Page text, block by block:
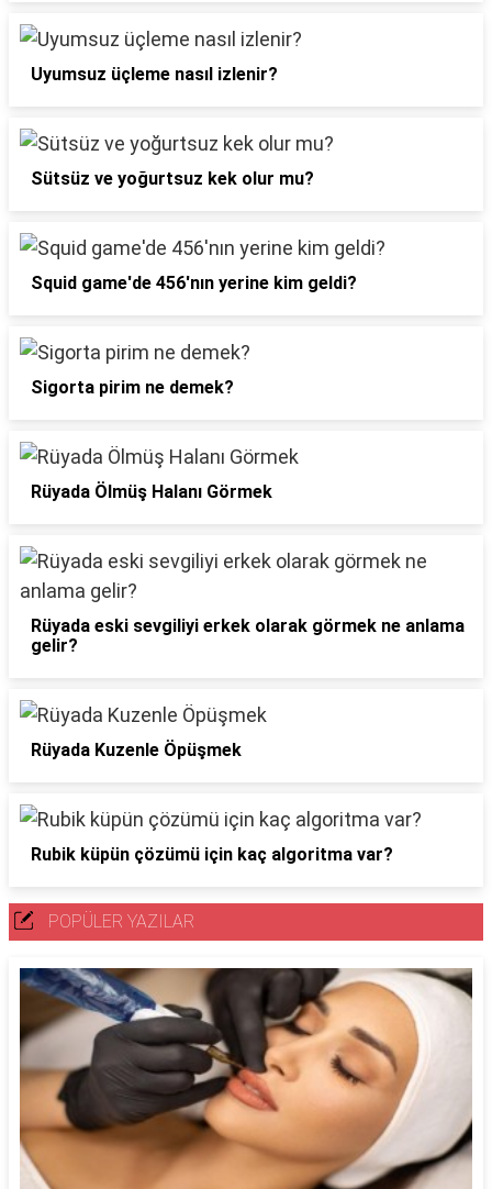
Uyumsuz üçleme nasıl izlenir?
Sütsüz ve yoğurtsuz kek olur mu?
Squid game'de 456'nın yerine kim geldi?
Sigorta pirim ne demek?
Rüyada Ölmüş Halanı Görmek
Rüyada eski sevgiliyi erkek olarak görmek ne anlama
gelir?
Rüyada Kuzenle Öpüşmek
Rubik küpün çözümü için kaç algoritma var?
POPÜLER YAZILAR